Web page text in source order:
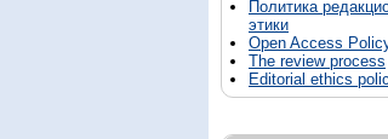
Политика
этики
Open Access
The review process
Editorial ethics